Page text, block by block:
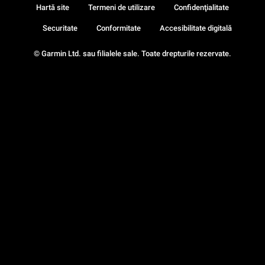
© Garmin Ltd. sau filialele sale. Toate drepturile rezervate.
Hartă site Termeni de utilizare Confidenţialitate
Securitate Conformitate Accesibilitate digitală